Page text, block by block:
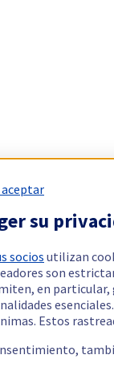
su
sociosutilizan
son
en particular,
Estos